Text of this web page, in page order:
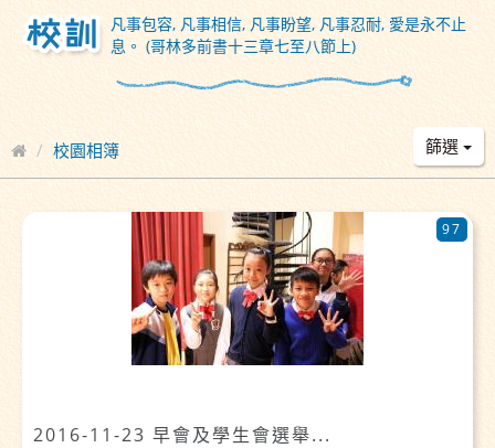
凡事包容, 凡事相信, 凡事盼望, 凡事忍耐, 愛是永不止
息。 (哥林多前書十三章七至八節上)
校園相簿 篩選
2016-11-23 早會及學生會選舉...
97